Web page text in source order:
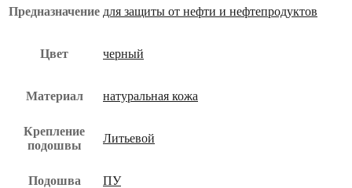
Предназначение для защиты от нефти и нефтепродуктов
Цвет черный
Материал натуральная кожа
Крепление
подошвы
Литьевой
Подошва ПУ